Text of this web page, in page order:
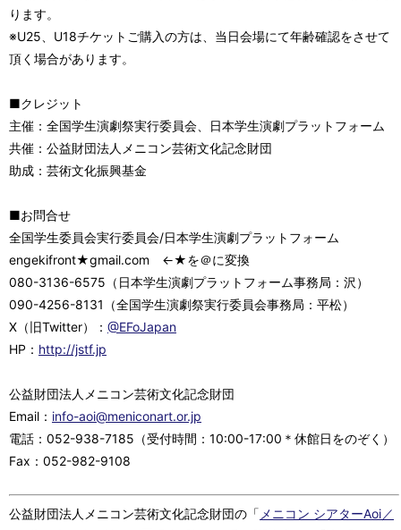
ります。
※U25、U18チケットご購入の方は、当日会場にて年齢確認をさせて
頂く場合があります。
■クレジット
主催：全国学生演劇祭実行委員会、日本学生演劇プラットフォーム
共催：公益財団法人メニコン芸術文化記念財団
助成：芸術文化振興基金
■お問合せ
全国学生委員会実行委員会/日本学生演劇プラットフォーム
engekifront★gmail.com ←★を＠に変換
080-3136-6575（日本学生演劇プラットフォーム事務局：沢）
090-4256-8131（全国学生演劇祭実行委員会事務局：平松）
X（旧Twitter）： @EFoJapan
HP： http://jstf.jp
公益財団法人メニコン芸術文化記念財団
Email： info-aoi@meniconart.or.jp
電話：052-938-7185（受付時間：10:00-17:00＊休館日をのぞく）
Fax：052-982-9108
公益財団法人メニコン芸術文化記念財団の「 メニコン シアターAoi／